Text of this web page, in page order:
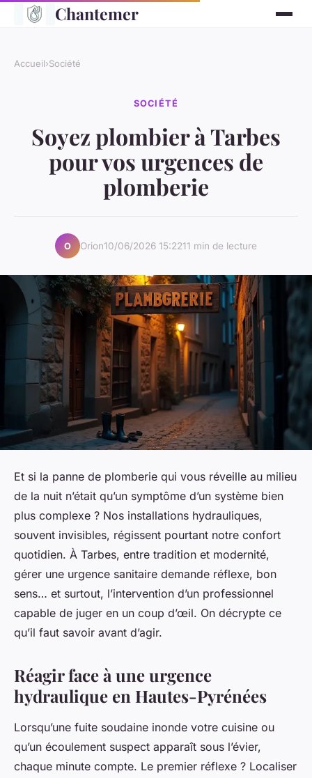
Chantemer
Accueil›Société
SOCIÉTÉ
Soyez plombier à Tarbes
pour vos urgences de
plomberie
O Orion10/06/2026 15:2211 min de lecture
Et si la panne de plomberie qui vous réveille au milieu
de la nuit n’était qu’un symptôme d’un système bien
plus complexe ? Nos installations hydrauliques,
souvent invisibles, régissent pourtant notre confort
quotidien. À Tarbes, entre tradition et modernité,
gérer une urgence sanitaire demande réflexe, bon
sens… et surtout, l’intervention d’un professionnel
capable de juger en un coup d’œil. On décrypte ce
qu’il faut savoir avant d’agir.
Réagir face à une urgence
hydraulique en Hautes-Pyrénées
Lorsqu’une fuite soudaine inonde votre cuisine ou
qu’un écoulement suspect apparaît sous l’évier,
chaque minute compte. Le premier réflexe ? Localiser